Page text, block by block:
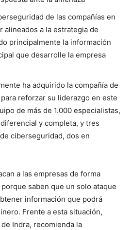
de las compañías en
alineados a la estrategia de
principalmente la información
que desarrolle la empresa
ha adquirido la compañía de
reforzar su liderazgo en este
de más de 1.000 especialistas,
y completa, y tres
ciberseguridad, dos en
a las empresas de forma
saben que un solo ataque
información que podrá
Frente a esta situación,
Indra, recomienda la